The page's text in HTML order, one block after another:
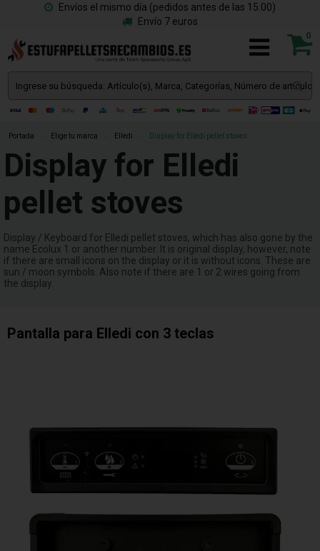
Envíos el mismo día (pedidos antes de las 15:00)
Envío 7 euros
0
Portada Elige tu marca Elledi Display for Elledi pellet stoves
Display for Elledi
pellet stoves
Display / Keyboard for Elledi pellet stoves, which has also gone by the
name Ecolux 1 or another number. It is original display, however, note
if there are small icons on the display or it is without icons. These are
sun / moon symbols. Also note if there are 1 or 2 wires going from
the display.
Pantalla para Elledi con 3 teclas